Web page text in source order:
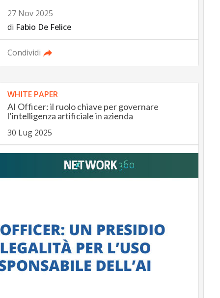
27 Nov 2025
di Fabio De Felice
Condividi
WHITE PAPER
AI Officer: il ruolo chiave per governare
l’intelligenza artificiale in azienda
30 Lug 2025